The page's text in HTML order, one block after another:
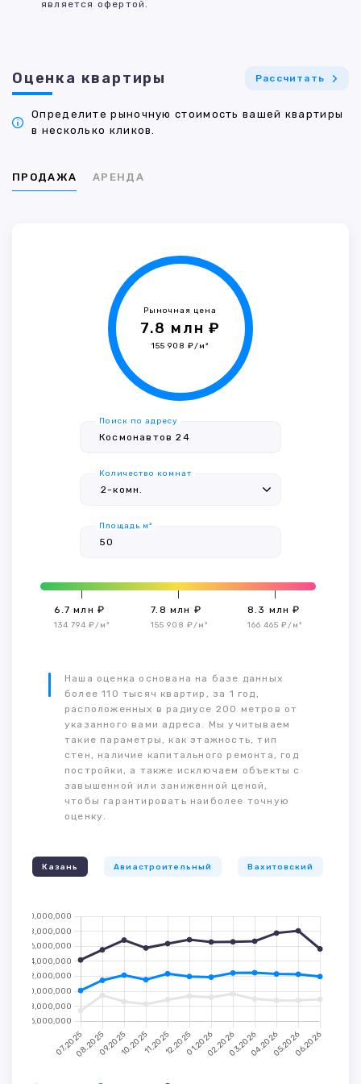
является офертой.
Оценка квартиры Рассчитать
Определите рыночную стоимость вашей квартиры
в несколько кликов.
ПРОДАЖА АРЕНДА
Рыночная цена
7.8 млн ₽
155 908 ₽/м²
Поиск по адресу
Количество комнат
Площадь м²
6.7 млн ₽
134 794 ₽/м²
7.8 млн ₽
155 908 ₽/м²
8.3 млн ₽
166 465 ₽/м²
Наша оценка основана на базе данных
более 110 тысяч квартир, за 1 год,
расположенных в радиусе 200 метров от
указанного вами адреса. Мы учитываем
такие параметры, как этажность, тип
стен, наличие капитального ремонта, год
постройки, а также исключаем объекты с
завышенной или заниженной ценой,
чтобы гарантировать наиболее точную
оценку.
Казань Авиастроительный Вахитовский